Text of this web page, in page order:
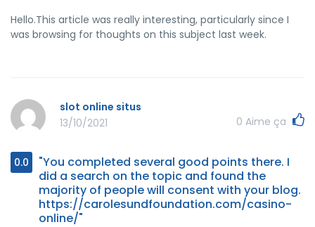
Hello.This article was really interesting, particularly since I
was browsing for thoughts on this subject last week.
slot online situs
13/10/2021
0 Aime ça
0.0
"You completed several good points there. I
did a search on the topic and found the
majority of people will consent with your blog.
https://carolesundfoundation.com/casino-
online/"